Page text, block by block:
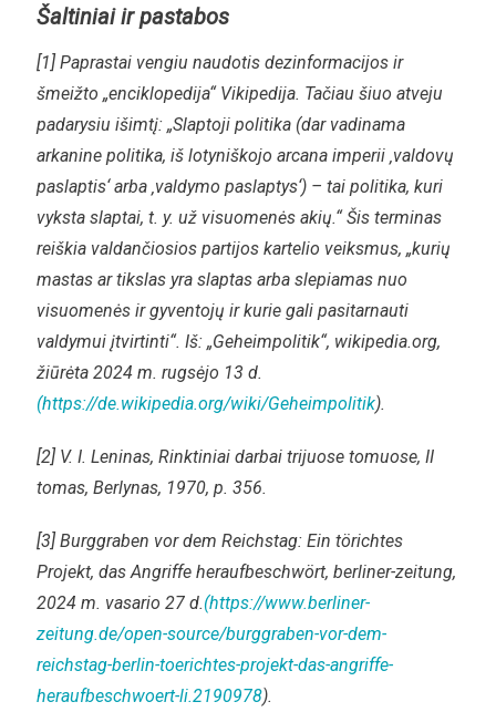
Šaltiniai ir pastabos
[1] Paprastai vengiu naudotis dezinformacijos ir
šmeižto „enciklopedija“ Vikipedija. Tačiau šiuo atveju
padarysiu išimtį: „Slaptoji politika (dar vadinama
arkanine politika, iš lotyniškojo arcana imperii ‚valdovų
paslaptis‘ arba ‚valdymo paslaptys‘) – tai politika, kuri
vyksta slaptai, t. y. už visuomenės akių.“ Šis terminas
reiškia valdančiosios partijos kartelio veiksmus, „kurių
mastas ar tikslas yra slaptas arba slepiamas nuo
visuomenės ir gyventojų ir kurie gali pasitarnauti
valdymui įtvirtinti“. Iš: „Geheimpolitik“, wikipedia.org,
žiūrėta 2024 m. rugsėjo 13 d.
(https://de.wikipedia.org/wiki/Geheimpolitik).
[2] V. I. Leninas, Rinktiniai darbai trijuose tomuose, II
tomas, Berlynas, 1970, p. 356.
[3] Burggraben vor dem Reichstag: Ein törichtes
Projekt, das Angriffe heraufbeschwört, berliner-zeitung,
2024 m. vasario 27 d.(https://www.berliner-
zeitung.de/open-source/burggraben-vor-dem-
reichstag-berlin-toerichtes-projekt-das-angriffe-
heraufbeschwoert-li.2190978).